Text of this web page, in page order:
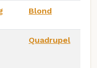
Blond
Quadrupel